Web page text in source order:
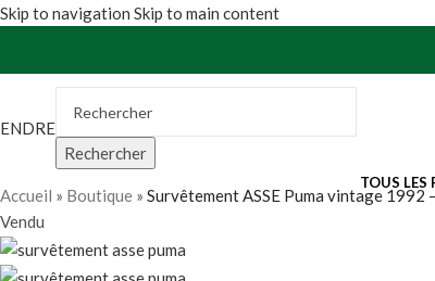
Skip to navigation Skip to main content
Rechercher
TOUS LES
Accueil » Boutique » Survêtement ASSE Puma vintage 1992
Vendu